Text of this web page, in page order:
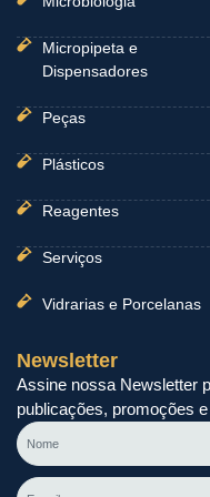
Micropipeta e
Dispensadores
Peças
Plásticos
Reagentes
Serviços
Vidrarias e Porcelanas
Newsletter
Assine nossa Newsletter
publicações, promoções
Nome
E-